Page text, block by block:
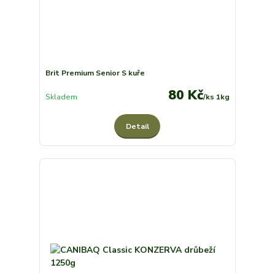
Brit Premium Senior S kuře
80 Kč/ks 1kg
Skladem
Detail